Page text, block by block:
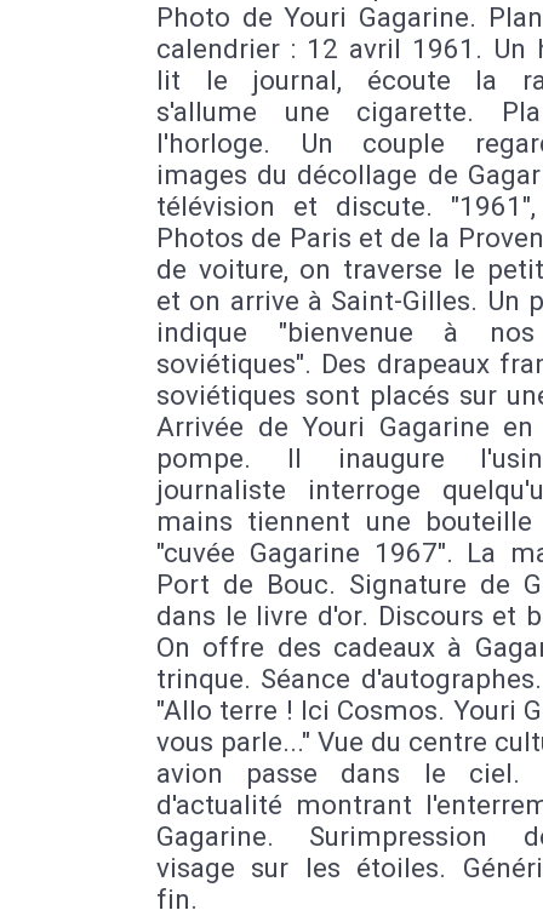
Photo de Youri Gagarine.
calendrier : 12 avril 1961. Un
lit le journal, écoute la
s'allume une cigarette.
l'horloge. Un couple
images du décollage de
télévision et discute.
Photos de Paris et de la
de voiture, on traverse le
et on arrive à Saint-Gilles. Un
indique "bienvenue à
soviétiques". Des drapeaux
soviétiques sont placés sur
Arrivée de Youri Gagarine en
pompe. Il inaugure
journaliste interroge
mains tiennent une
"cuvée Gagarine 1967". La
Port de Bouc. Signature de
dans le livre d'or. Discours et
On offre des cadeaux à
trinque. Séance
"Allo terre ! Ici Cosmos. Youri
vous parle..." Vue du centre
avion passe dans le ciel.
d'actualité montrant
Gagarine. Surimpression
visage sur les étoiles.
fin.